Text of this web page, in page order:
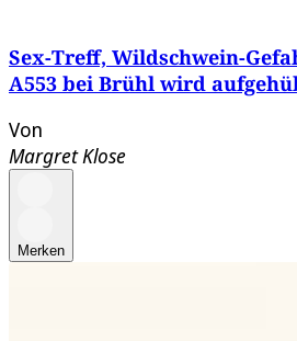
Sex-Treff, Wildschwein-
A553 bei Brühl wird
Von
Margret Klose
Merken